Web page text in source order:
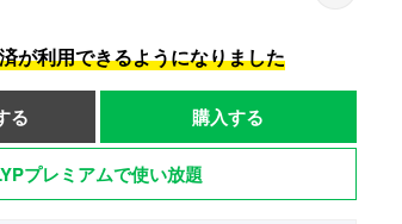
が利用できるようになりました
る 購入する
プレミアムで使い放題